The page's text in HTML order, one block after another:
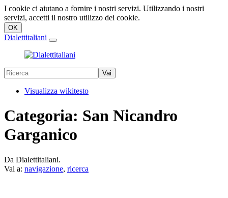
I cookie ci aiutano a fornire i nostri servizi. Utilizzando i nostri
servizi, accetti il nostro utilizzo dei cookie.
Dialettitaliani
Visualizza wikitesto
Categoria: San Nicandro
Garganico
Da Dialettitaliani.
Vai a: navigazione, ricerca